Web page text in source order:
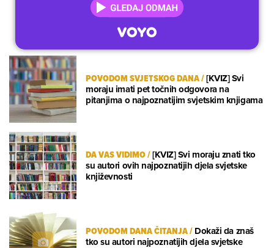
POVODOM SVJETSKOG DANA/[KVIZ] Svi
moraju imati pet točnih odgovora na
pitanjima o najpoznatijim svjetskim knjigama
DA VAS VIDIMO/[KVIZ] Svi moraju znati tko
su autori ovih najpoznatijih djela svjetske
književnosti
POVODOM DANA ČITANJA/Dokaži da znaš
tko su autori najpoznatijih djela svjetske